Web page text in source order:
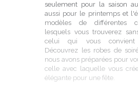
BAL
seulement pour la saison
aussi pour le printemps et
modèles de différentes
lesquels vous trouverez
celui qui vous convient
Découvrez les robes de
nous avons préparées pour
celle avec laquelle vous
élégante pour une fête.